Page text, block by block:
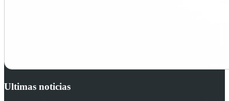
Ultimas noticias